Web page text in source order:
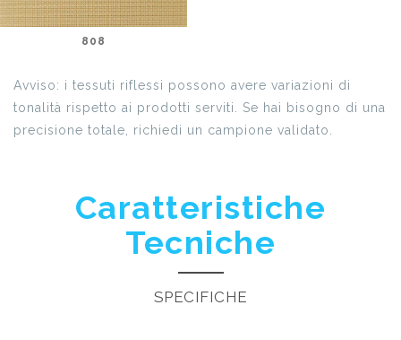
808
Avviso: i tessuti riflessi possono avere variazioni di
tonalità rispetto ai prodotti serviti. Se hai bisogno di una
precisione totale, richiedi un campione validato.
Caratteristiche
Tecniche
SPECIFICHE